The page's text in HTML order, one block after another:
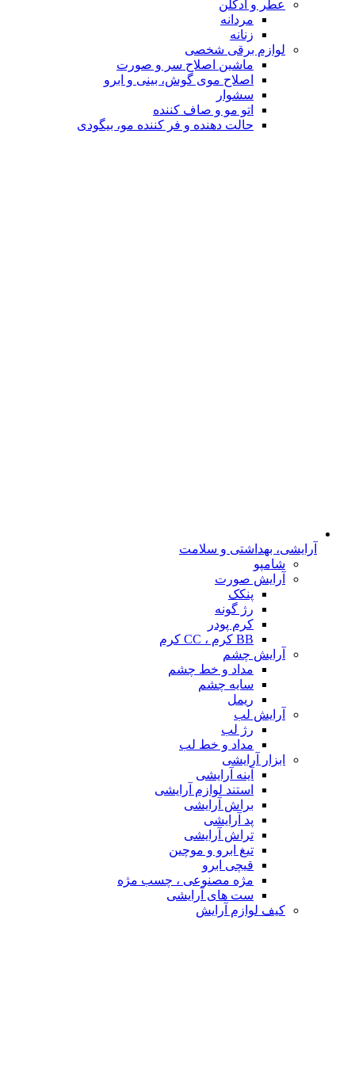
عطر و ادکلن
مردانه
زنانه
لوازم برقی شخصی
ماشین اصلاح سر و صورت
اصلاح موی گوش، بینی و ابرو
سشوار
اتو مو و صاف کننده
حالت دهنده و فر کننده مو، بیگودی
آرایشی، بهداشتی و سلامت
شامپو
آرایش صورت
پنکک
رژ گونه
کرم پودر
BB کرم ، CC کرم
آرایش چشم
مداد و خط چشم
سایه چشم
ریمل
آرایش لب
رژ لب
مداد و خط لب
ابزار آرایشی
آینه آرایشی
استند لوازم آرایشی
براش آرایشی
پد آرایشی
تراش آرایشی
تیغ ابرو و موچین
قیچی ابرو
مژه مصنوعی ، چسب مژه
ست های آرایشی
کیف لوازم آرایش